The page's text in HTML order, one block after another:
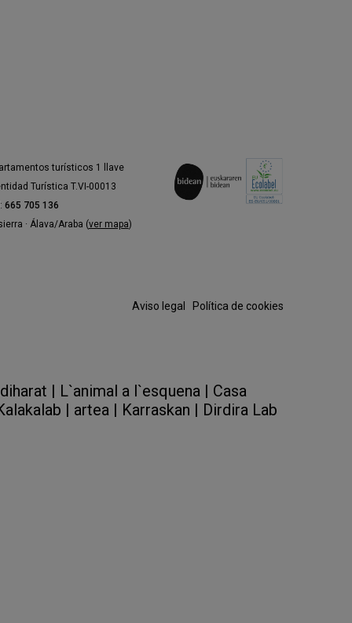
turísticos 1 llave
Turística T.VI-00013
665 705 136
· Álava/Araba (ver mapa)
Aviso legal Política de cookies
| L`animal a l`esquena | Casa
| artea | Karraskan |
Dirdira Lab